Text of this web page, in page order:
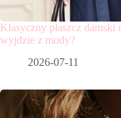
Klasyczny płaszcz
wyjdzie z mody?
2026-07-11